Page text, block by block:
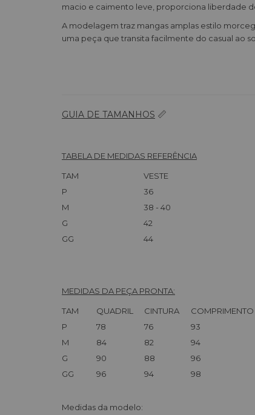
macio e caimento leve, proporciona liberdade
A modelagem traz mangas amplas estilo
uma peça que transita facilmente do casual ao
GUIA DE TAMANHOS 📏
TABELA DE MEDIDAS REFERÊNCIA
TAM
VESTE
P
36
M
38 - 40
G
42
GG
44
MEDIDAS DA PEÇA PRONTA:
TAM QUADRIL CINTURA
COMPRIMENTO
P
78 76
93
M
84 82
94
G
90 88
96
GG
96 94 98
Medidas da modelo: